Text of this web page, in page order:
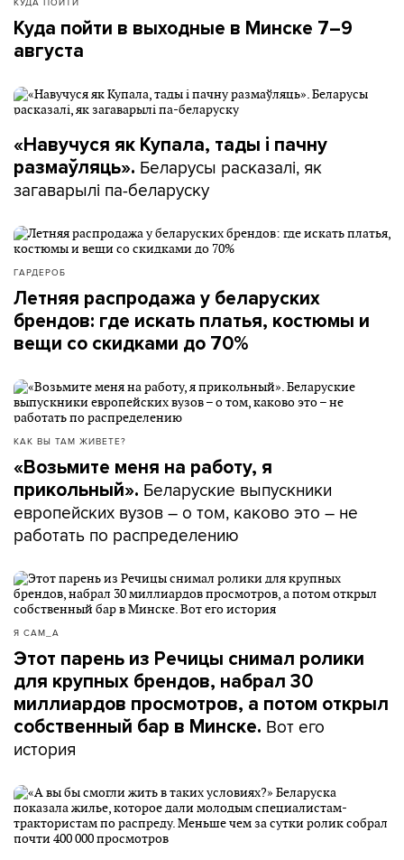
Куда пойти в выходные в Минске 7–9
августа
«Навучуся як Купала, тады і пачну
размаўляць». Беларусы расказалі, як
загаварылі па-беларуску
ГАРДЕРОБ
Летняя распродажа у беларуских
брендов: где искать платья, костюмы и
вещи со скидками до 70%
КАК ВЫ ТАМ ЖИВЕТЕ?
«Возьмите меня на работу, я
прикольный». Беларуские выпускники
европейских вузов – о том, каково это – не
работать по распределению
Я САМ_А
Этот парень из Речицы снимал ролики
для крупных брендов, набрал 30
миллиардов просмотров, а потом открыл
собственный бар в Минске. Вот его
история